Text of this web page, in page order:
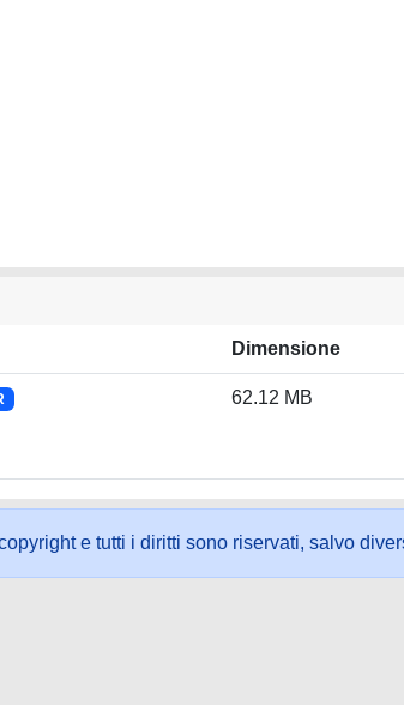
Dimensione
62.12 MB
e tutti i diritti sono riservati, salvo